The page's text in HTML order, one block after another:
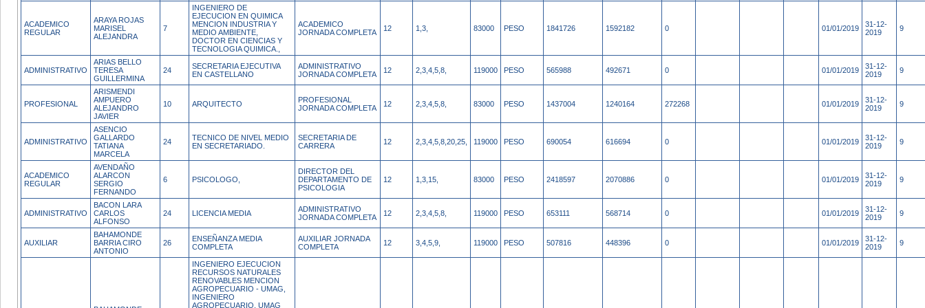
ACADEMICO
REGULAR
ARAYA ROJAS
MARISEL
ALEJANDRA
7
INGENIERO DE
EJECUCION EN QUIMICA
MENCION INDUSTRIA Y
MEDIO AMBIENTE,
DOCTOR EN CIENCIAS Y
TECNOLOGIA QUIMICA.,
ACADEMICO
JORNADA COMPLETA
12 1,3, 83000 PESO 1841726 1592182 0 01/01/2019
31-12-
2019
9
ADMINISTRATIVO
ARIAS BELLO
TERESA
GUILLERMINA
24
SECRETARIA EJECUTIVA
EN CASTELLANO
ADMINISTRATIVO
JORNADA COMPLETA
12 2,3,4,5,8, 119000 PESO 565988 492671 0 01/01/2019
31-12-
2019
9
PROFESIONAL
ARISMENDI
AMPUERO
ALEJANDRO
JAVIER
10 ARQUITECTO
PROFESIONAL
JORNADA COMPLETA
12 2,3,4,5,8, 83000 PESO 1437004 1240164 272268 01/01/2019
31-12-
2019
9
ADMINISTRATIVO
ASENCIO
GALLARDO
TATIANA
MARCELA
24
TECNICO DE NIVEL MEDIO
EN SECRETARIADO.
SECRETARIA DE
CARRERA
12 2,3,4,5,8,20,25, 119000 PESO 690054 616694 0 01/01/2019
31-12-
2019
9
ACADEMICO
REGULAR
AVENDAÑO
ALARCON
SERGIO
FERNANDO
6 PSICOLOGO,
DIRECTOR DEL
DEPARTAMENTO DE
PSICOLOGIA
12 1,3,15, 83000 PESO 2418597 2070886 0 01/01/2019
31-12-
2019
9
ADMINISTRATIVO
BACON LARA
CARLOS
ALFONSO
24 LICENCIA MEDIA
ADMINISTRATIVO
JORNADA COMPLETA
12 2,3,4,5,8, 119000 PESO 653111 568714 0 01/01/2019
31-12-
2019
9
AUXILIAR
BAHAMONDE
BARRIA CIRO
ANTONIO
26
ENSEÑANZA MEDIA
COMPLETA
AUXILIAR JORNADA
COMPLETA
12 3,4,5,9, 119000 PESO 507816 448396 0 01/01/2019
31-12-
2019
9
INGENIERO EJECUCION
RECURSOS NATURALES
RENOVABLES MENCION
AGROPECUARIO - UMAG,
INGENIERO
AGROPECUARIO, UMAG